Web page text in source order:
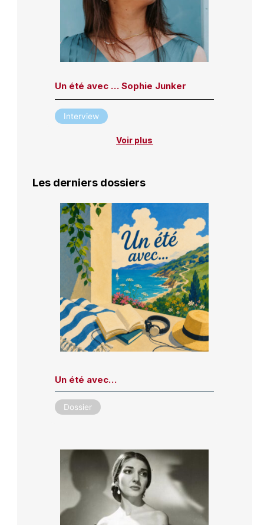
Un été avec … Sophie Junker
Interview
Voir plus
Les derniers dossiers
Un été avec…
Dossier